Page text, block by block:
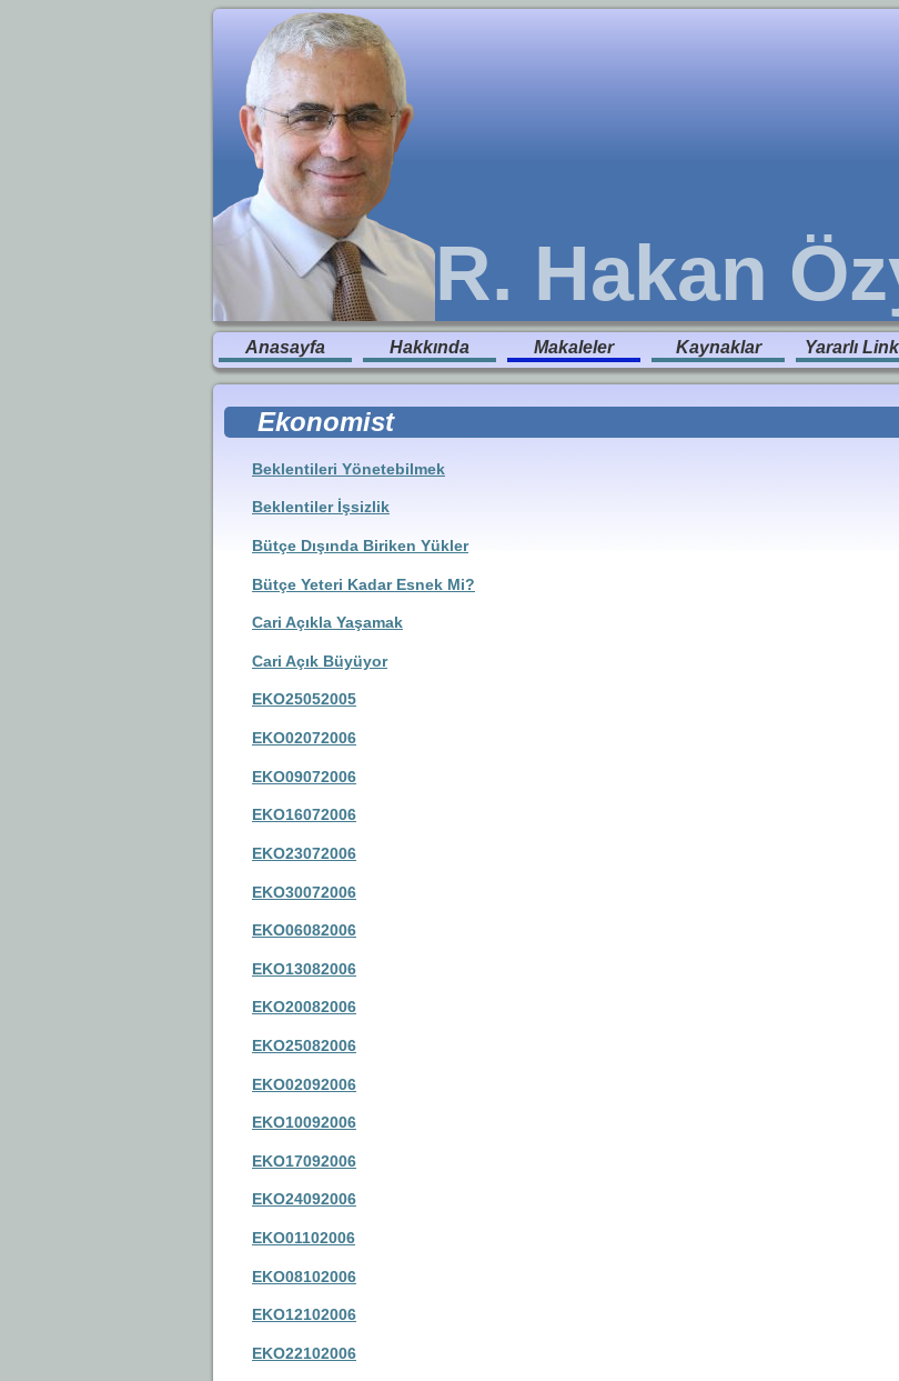
R. Hakan
Anasayfa Hakkında Makaleler Kaynaklar Yararlı
Ekonomist
Beklentileri Yönetebilmek
Beklentiler İşsizlik
Bütçe Dışında Biriken Yükler
Bütçe Yeteri Kadar Esnek Mi?
Cari Açıkla Yaşamak
Cari Açık Büyüyor
EKO25052005
EKO02072006
EKO09072006
EKO16072006
EKO23072006
EKO30072006
EKO06082006
EKO13082006
EKO20082006
EKO25082006
EKO02092006
EKO10092006
EKO17092006
EKO24092006
EKO01102006
EKO08102006
EKO12102006
EKO22102006